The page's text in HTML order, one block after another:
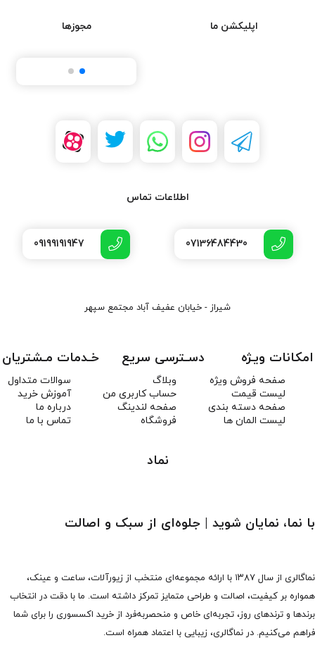
اپلیکشن ما مجوزها
اطلاعات تماس
07136484430
09199191947
شیراز - خیابان عفیف آباد مجتمع سپهر
امکانات ویـژه
صفحه فروش ویژه
لیست قیمت
صفحه دسته بندی
لیست المان ها
دسـترسی سریع
وبلاگ
حساب کاربری من
صفحه لندینگ
فروشگاه
خـدمات مـشتریان
سوالات متداول
آموزش خرید
درباره ما
تماس با ما
نماد
با نما، نمایان شوید | جلوه‌ای از سبک و اصالت
نماگالری از سال ۱۳۸۷ با ارائه مجموعه‌ای منتخب از زیورآلات، ساعت و عینک،
همواره بر کیفیت، اصالت و طراحی متمایز تمرکز داشته است. ما با دقت در انتخاب
برندها و ترندهای روز، تجربه‌ای خاص و منحصربه‌فرد از خرید اکسسوری را برای شما
فراهم می‌کنیم. در نماگالری، زیبایی با اعتماد همراه است.